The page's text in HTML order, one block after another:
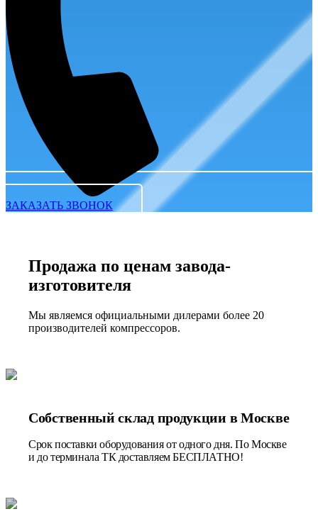
ЗАКАЗАТЬ ЗВОНОК
Продажа по ценам завода-
изготовителя
Мы являемся официальными дилерами более 20
производителей компрессоров.
Собственный склад продукции в Москве
Срок поставки оборудования от одного дня. По Москве
и до терминала ТК доставляем БЕСПЛАТНО!